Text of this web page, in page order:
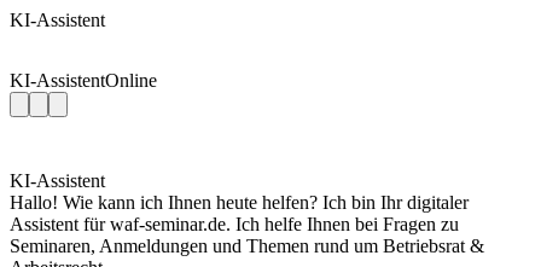
KI-Assistent
KI-AssistentOnline
KI-Assistent
Hallo! Wie kann ich Ihnen heute helfen? Ich bin Ihr digitaler
Assistent für waf-seminar.de. Ich helfe Ihnen bei Fragen zu
Seminaren, Anmeldungen und Themen rund um Betriebsrat &